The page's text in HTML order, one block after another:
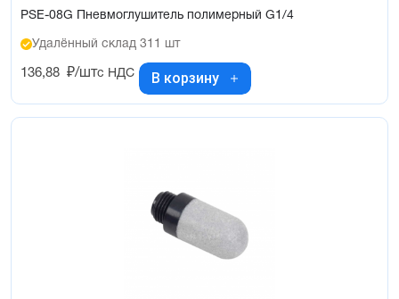
PSE-08G Пневмоглушитель полимерный G1/4
Удалённый склад 311 шт
136,88 ₽/штс НДС В корзину